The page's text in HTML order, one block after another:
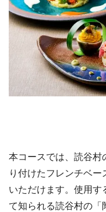
本コースでは、読谷村
り付けたフレンチベ
いただけます。使用す
て知られる読谷村の